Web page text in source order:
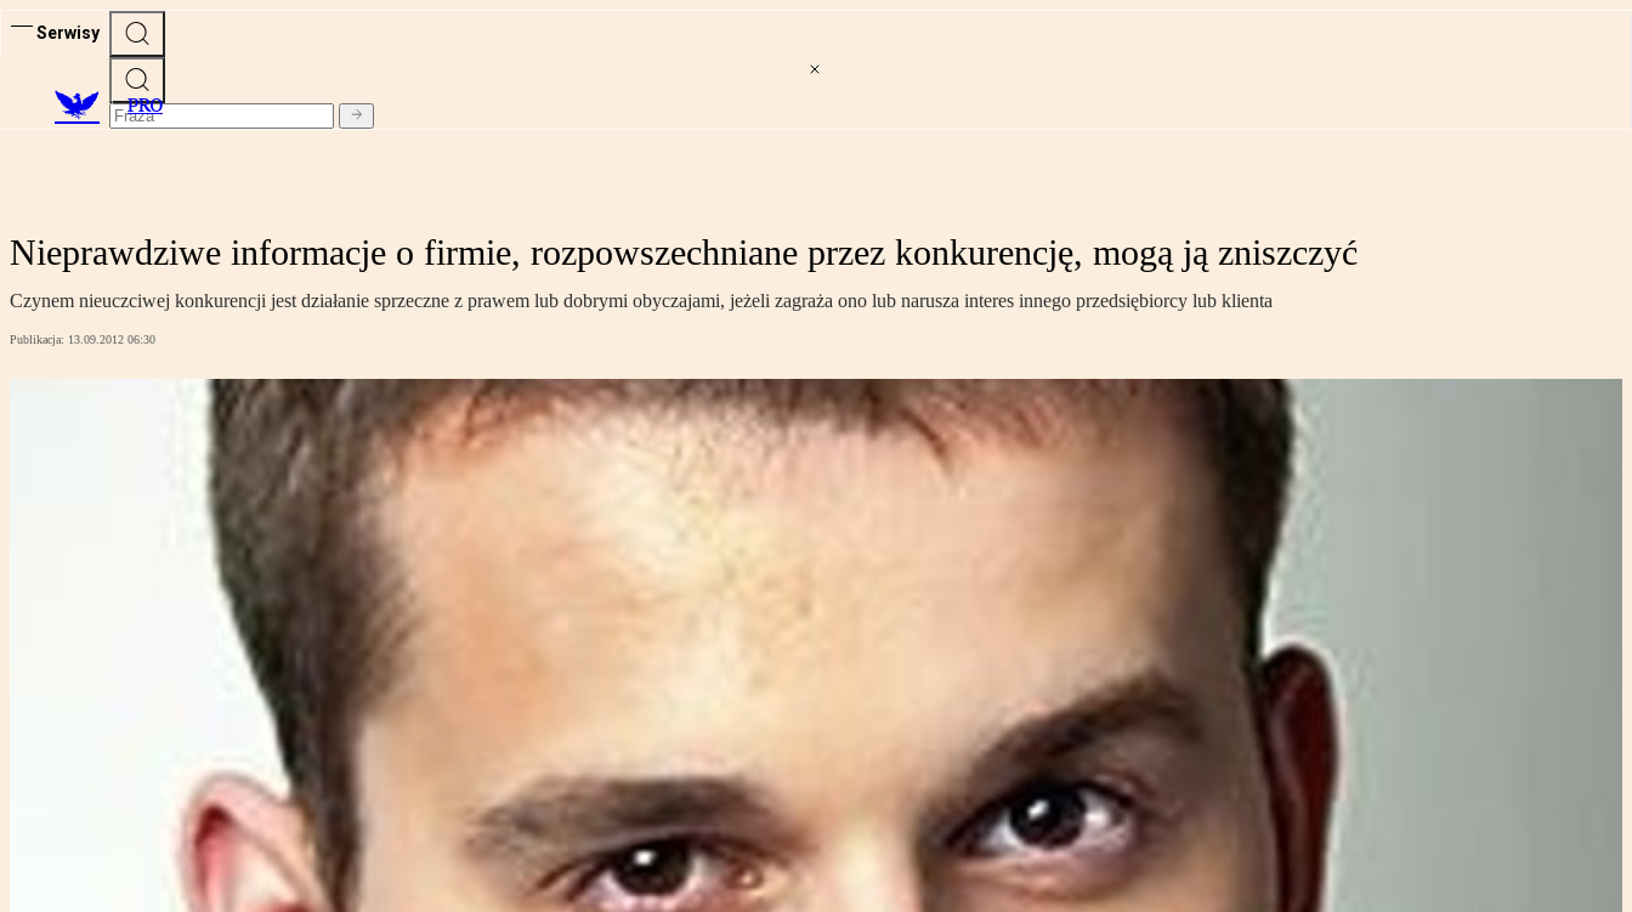
Serwisy
PRO
Nieprawdziwe informacje o firmie, rozpowszechniane przez konkurencję, mogą ją zniszczyć
Czynem nieuczciwej konkurencji jest działanie sprzeczne z prawem lub dobrymi obyczajami, jeżeli zagraża ono lub narusza interes innego przedsiębiorcy lub klienta
Publikacja: 13.09.2012 06:30